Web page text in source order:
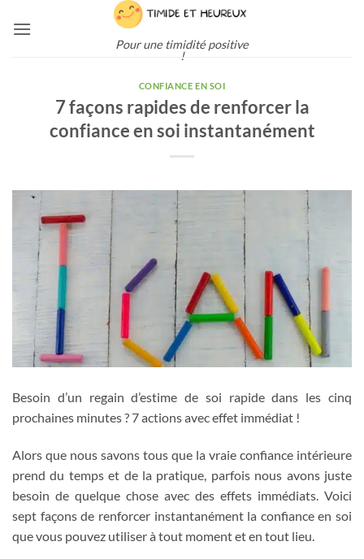
Pour une timidité positive
!
CONFIANCE EN SOI
7 façons rapides de renforcer la
confiance en soi instantanément
Besoin d’un regain d’estime de soi rapide dans les cinq
prochaines minutes ? 7 actions avec effet immédiat !
Alors que nous savons tous que la vraie confiance intérieure
prend du temps et de la pratique, parfois nous avons juste
besoin de quelque chose avec des effets immédiats. Voici
sept façons de renforcer instantanément la confiance en soi
que vous pouvez utiliser à tout moment et en tout lieu.